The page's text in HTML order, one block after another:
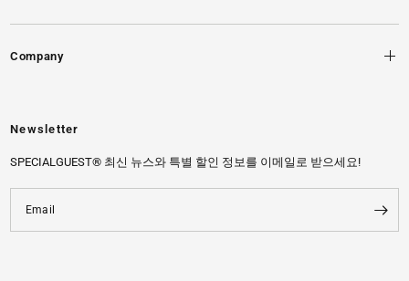
Company
Newsletter
SPECIALGUEST® 최신 뉴스와 특별 할인 정보를 이메일로 받으세요!
Email